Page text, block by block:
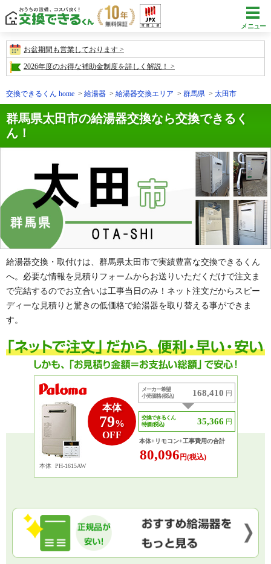
メニュー
お盆期間も営業しております
2026年度のお得な補助金制度を詳しく解説！
交換できるくん home 給湯器 給湯器交換エリア 群馬県 太田市
群馬県太田市の給湯器交換なら交換できるく
ん！
給湯器交換・取付けは、群馬県太田市で実績豊富な交換できるくん
へ。必要な情報を見積りフォームからお送りいただくだけで注文ま
で完結するのでお立合いは工事当日のみ！ネット注文だからスピー
ディーな見積りと驚きの低価格で給湯器を取り替える事ができま
す。
本体
79%
OFF
本体 PH-1615AW
メーカー希望
小売価格 (税込)
168,410 円
交換できるくん
特価 (税込)
35,366 円
本体+リモコン+工事費用の合計
80,096円(税込)